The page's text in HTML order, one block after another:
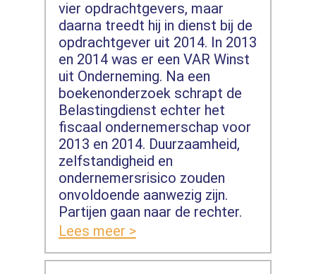
vier opdrachtgevers, maar
daarna treedt hij in dienst bij de
opdrachtgever uit 2014. In 2013
en 2014 was er een VAR Winst
uit Onderneming. Na een
boekenonderzoek schrapt de
Belastingdienst echter het
fiscaal ondernemerschap voor
2013 en 2014. Duurzaamheid,
zelfstandigheid en
ondernemersrisico zouden
onvoldoende aanwezig zijn.
Partijen gaan naar de rechter.
Lees meer >